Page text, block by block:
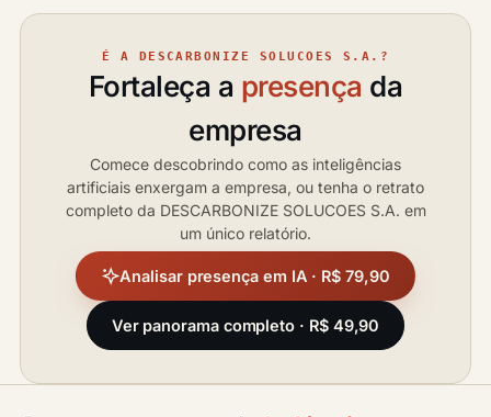
É A DESCARBONIZE SOLUCOES S.A.?
Fortaleça a presença da
empresa
Comece descobrindo como as inteligências
artificiais enxergam a empresa, ou tenha o retrato
completo da DESCARBONIZE SOLUCOES S.A. em
um único relatório.
Analisar presença em IA · R$ 79,90
Ver panorama completo · R$ 49,90